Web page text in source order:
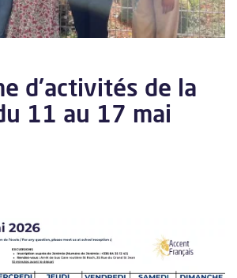
d'activités de la
11 au 17 mai